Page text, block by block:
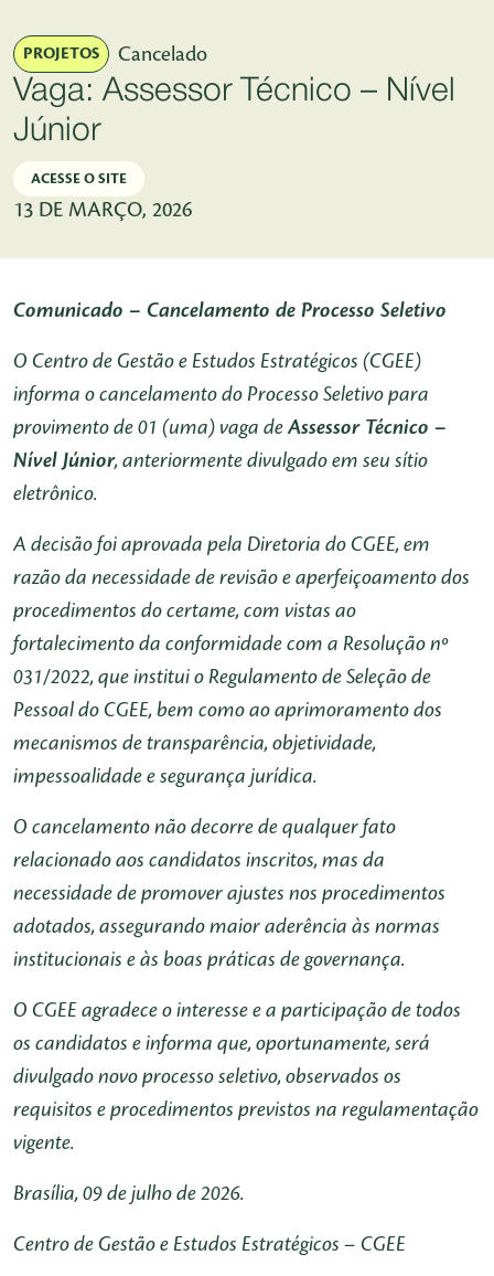
PROJETOS
Cancelado
Vaga: Assessor Técnico – Nível
Júnior
ACESSE O SITE
13 DE MARÇO, 2026
Comunicado – Cancelamento de Processo Seletivo
O Centro de Gestão e Estudos Estratégicos (CGEE)
informa o cancelamento do Processo Seletivo para
provimento de 01 (uma) vaga deAssessor Técnico –
Nível Júnior, anteriormente divulgado em seu sítio
eletrônico.
A decisão foi aprovada pela Diretoria do CGEE, em
razão da necessidade de revisão e aperfeiçoamento dos
procedimentos do certame, com vistas ao
fortalecimento da conformidade com a Resolução nº
031/2022, que institui o Regulamento de Seleção de
Pessoal do CGEE, bem como ao aprimoramento dos
mecanismos de transparência, objetividade,
impessoalidade e segurança jurídica.
O cancelamento não decorre de qualquer fato
relacionado aos candidatos inscritos, mas da
necessidade de promover ajustes nos procedimentos
adotados, assegurando maior aderência às normas
institucionais e às boas práticas de governança.
O CGEE agradece o interesse e a participação de todos
os candidatos e informa que, oportunamente, será
divulgado novo processo seletivo, observados os
requisitos e procedimentos previstos na regulamentação
vigente.
Brasília, 09 de julho de 2026.
Centro de Gestão e Estudos Estratégicos – CGEE